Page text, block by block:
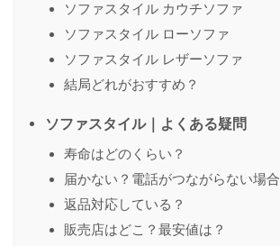
ソファスタイル カウチソファ
ソファスタイル ローソファ
ソファスタイル レザーソファ
結局どれがおすすめ？
ソファスタイル｜よくある疑問
寿命はどのくらい？
届かない？電話がつながらない場合
返品対応している？
販売店はどこ？最安値は？